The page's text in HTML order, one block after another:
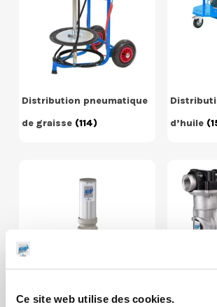
Ce site web utilise des cookies.
Distribution pneumatique
de graisse (114)
d’huile